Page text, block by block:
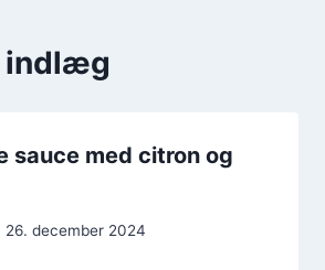
indlæg
sauce med citron og
26. december 2024